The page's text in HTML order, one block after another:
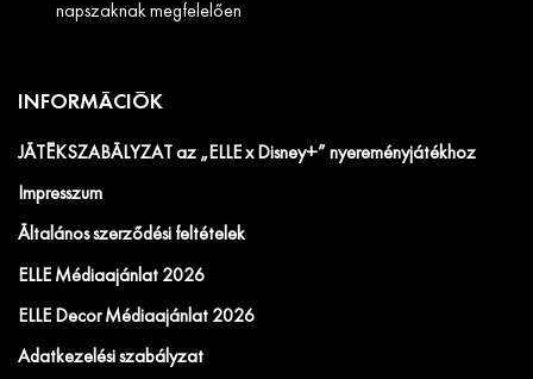
napszaknak megfelelően
INFORMÁCIÓK
JÁTÉKSZABÁLYZAT az „ELLE x Disney+” nyereményjátékhoz
Impresszum
Általános szerződési feltételek
ELLE Médiaajánlat 2026
ELLE Decor Médiaajánlat 2026
Adatkezelési szabályzat